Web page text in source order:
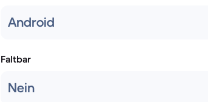
Android
Faltbar
Nein